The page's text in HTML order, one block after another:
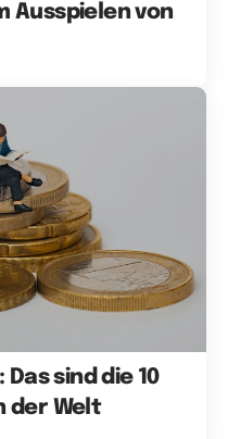
Ausspielen von
Das sind die 10
der Welt